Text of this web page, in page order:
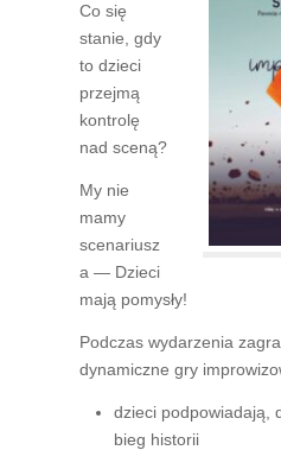
Co się
stanie, gdy
to dzieci
przejmą
kontrolę
nad sceną?
My nie
mamy
scenariusz
a — Dzieci
mają pomysły!
Podczas wydarzenia
dynamiczne gry
dzieci podpowiadają,
bieg historii